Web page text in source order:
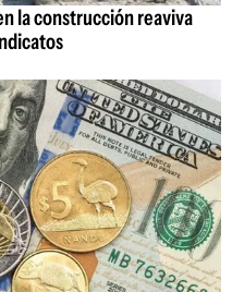
la construcción reaviva